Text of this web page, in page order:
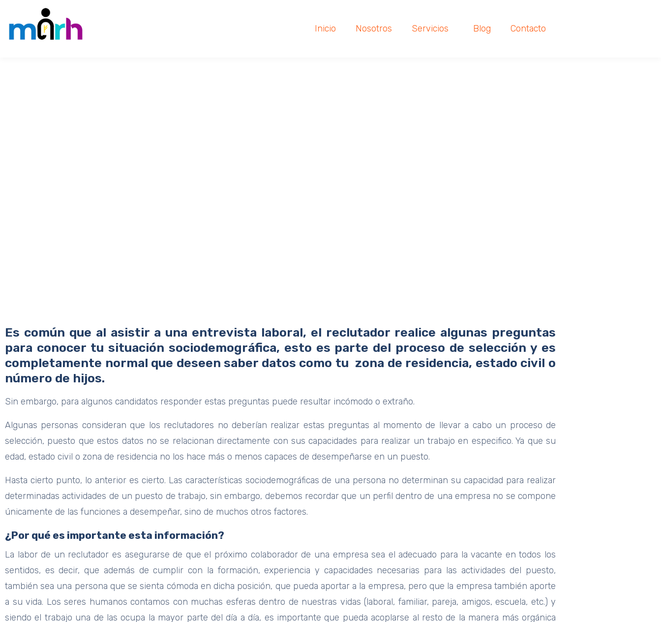
Inicio Nosotros Servicios Blog Contacto
Es común que al asistir a una entrevista laboral, el reclutador realice algunas preguntas
para conocer tu situación sociodemográfica, esto es parte del proceso de selección y es
completamente normal que deseen saber datos como tu zona de residencia, estado civil o
número de hijos.
Sin embargo, para algunos candidatos responder estas preguntas puede resultar incómodo o extraño.
Algunas personas consideran que los reclutadores no deberían realizar estas preguntas al momento de llevar a cabo un proceso de
selección, puesto que estos datos no se relacionan directamente con sus capacidades para realizar un trabajo en especifico. Ya que su
edad, estado civil o zona de residencia no los hace más o menos capaces de desempeñarse en un puesto.
Hasta cierto punto, lo anterior es cierto. Las características sociodemográficas de una persona no determinan su capacidad para realizar
determinadas actividades de un puesto de trabajo, sin embargo, debemos recordar que un perfil dentro de una empresa no se compone
únicamente de las funciones a desempeñar, sino de muchos otros factores.
¿Por qué es importante esta información?
La labor de un reclutador es asegurarse de que el próximo colaborador de una empresa sea el adecuado para la vacante en todos los
sentidos, es decir, que además de cumplir con la formación, experiencia y capacidades necesarias para las actividades del puesto,
también sea una persona que se sienta cómoda en dicha posición, que pueda aportar a la empresa, pero que la empresa también aporte
a su vida. Los seres humanos contamos con muchas esferas dentro de nuestras vidas (laboral, familiar, pareja, amigos, escuela, etc.) y
siendo el trabajo una de las ocupa la mayor parte del día a día, es importante que pueda acoplarse al resto de la manera más orgánica